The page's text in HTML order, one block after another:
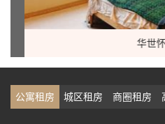
华世
公寓租房 城区租房 商圈租房